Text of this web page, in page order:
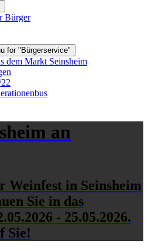
Bürger
for "Bürgerservice"
dem Markt Seinsheim
an
Weinfest in Seinsheim
Sie in das
- 25.05.2026.
Sie!